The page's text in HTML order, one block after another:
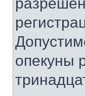
опекуны